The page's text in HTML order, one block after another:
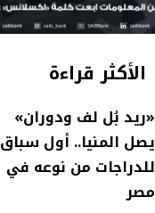
الأكثر قراءة
«ريد بُل لف ودوران»
يصل المنيا.. أول سباق
للدراجات من نوعه في
مصر